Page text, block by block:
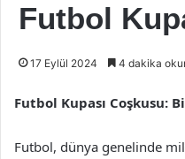
Futbol
17 Eylül 2024 4 dakika
Futbol Kupası Coşkusu:
Futbol, dünya genelinde